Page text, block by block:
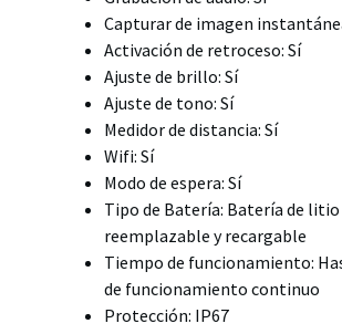
Capturar de imagen
Activación de retroceso: Sí
Ajuste de brillo: Sí
Ajuste de tono: Sí
Medidor de distancia: Sí
Wifi: Sí
Modo de espera: Sí
Tipo de Batería: Batería de litio
reemplazable y recargable
Tiempo de funcionamiento:
de funcionamiento continuo
Protección: IP67